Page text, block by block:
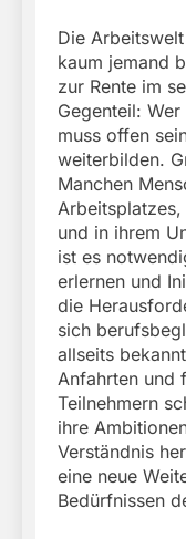
Die
kaum jemand
zur Rente im
Gegenteil:
muss offen
weiterbilden.
Manchen
und in ihrem
ist es
erlernen und
die
sich
allseits
Anfahrten und
Teilnehmern
ihre
Verständnis
eine neue
Bedürfnissen